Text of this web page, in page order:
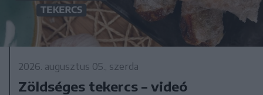
2026. augusztus 05., szerda
Zöldséges tekercs – videó